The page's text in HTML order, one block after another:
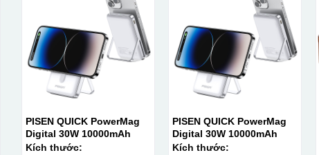
PISEN QUICK PowerMag
Digital 30W 10000mAh
Kích thước:
PISEN QUICK PowerMag
Digital 30W 10000mAh
Kích thước: